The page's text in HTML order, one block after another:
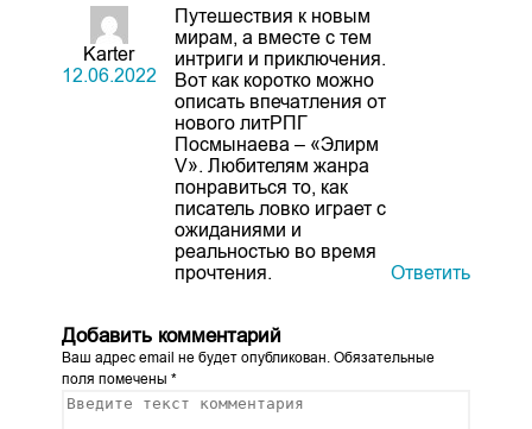
Karter
12.06.2022
Путешествия к новым
мирам, а вместе с тем
интриги и приключения.
Вот как коротко можно
описать впечатления от
нового литРПГ
Посмынаева – «Элирм
V». Любителям жанра
понравиться то, как
писатель ловко играет с
ожиданиями и
реальностью во время
прочтения.
Ответить
Добавить комментарий
Ваш адрес email не будет опубликован.Обязательные
поля помечены *